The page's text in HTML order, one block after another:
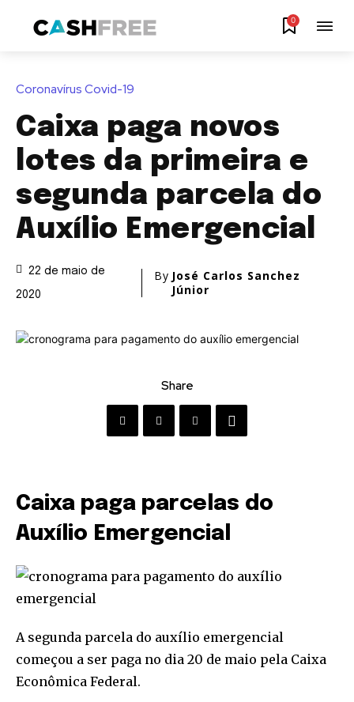
0
Coronavírus Covid-19
Caixa paga novos
lotes da primeira e
segunda parcela do
Auxílio Emergencial
22 de maio de
2020
By José Carlos Sanchez
Júnior
Share
Caixa paga parcelas do
Auxílio Emergencial
A segunda parcela do auxílio emergencial
começou a ser paga no dia 20 de maio pela Caixa
Econômica Federal.